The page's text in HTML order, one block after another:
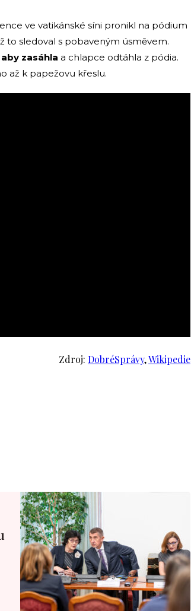
ve vatikánské síni pronikl na pódium
to sledoval s pobaveným úsměvem.
zasáhla a chlapce odtáhla z pódia.
až k papežovu křeslu.
Zdroj: DobréSprávy,Wikipedie